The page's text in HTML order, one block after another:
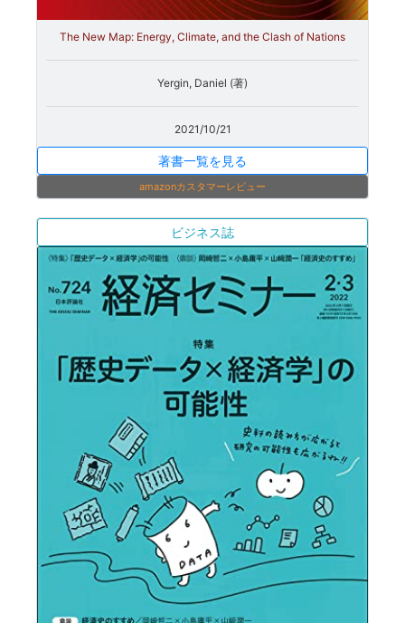
The New Map: Energy, Climate, and the Clash of Nations
Yergin, Daniel (著)
2021/10/21
著書一覧を見る
amazonカスタマーレビュー
ビジネス誌